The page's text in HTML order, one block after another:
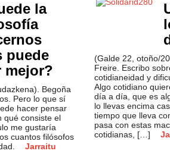
la
puede
mejor?
Begoña
Pero lo que sí
hacer pensar
qué consiste el
me gustaría
cuantos filósofos
Jarraitu
(Galde 22, otoño/
Freire. Escribo
cotidianeidad y
Algo cotidiano
día a día, que es
lo llevas encima
tiempo que lleva
pasa con estas
cotidianas, […]